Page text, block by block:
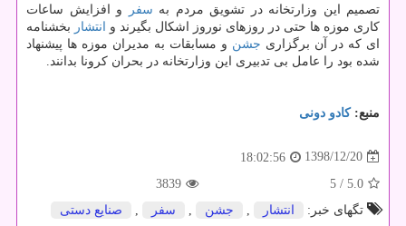
تصمیم این وزارتخانه در تشویق مردم به سفر
و افزایش ساعات
كاری موزه ها حتی در روزهای نوروز اشكال بگیرند و
انتشار بخشنامه
ای كه در آن برگزاری جشن و مسابقات به مدیران موزه ها پیشنهاد
شده بود را عامل بی تدبیری این وزارتخانه در بحران كرونا بدانند.
منبع:كادو دونی
1398/12/20
18:02:56
5.0
/ 5
3839
تگهای خبر:
انتشار , جشن , سفر , صنایع دستی